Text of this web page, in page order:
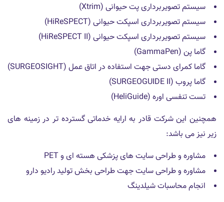
سیستم تصویربرداری پت حیوانی (Xtrim)
سیستم تصویربرداری اسپکت حیوانی (HiReSPECT)
سیستم تصویربرداری اسپکت حیوانی (HiReSPECT II)
گاما پن (GammaPen)
گاما کمرای دستی جهت استفاده در اتاق عمل (SURGEOSIGHT)
گاما پروب (SURGEOGUIDE II)
تست تنفسی اوره (HeliGuide)
همچنین این شرکت قادر به ارایه خدماتی گسترده تر در زمینه های
زیر نیز می باشد:
مشاوره و طراحی سایت های پزشکی هسته ای و PET
مشاوره و طراحی سایت جهت طراحی بخش تولید رادیو دارو
انجام محاسبات شیلدینگ